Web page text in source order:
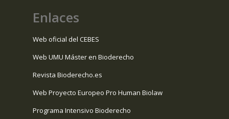
Enlaces
Web oficial del CEBES
Web UMU Máster en Bioderecho
Revista Bioderecho.es
Web Proyecto Europeo Pro Human Biolaw
Programa Intensivo Bioderecho